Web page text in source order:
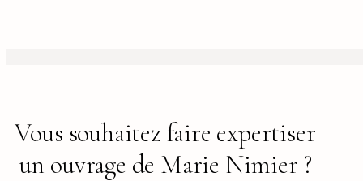
Vous souhaitez faire expertiser
un ouvrage de Marie Nimier ?